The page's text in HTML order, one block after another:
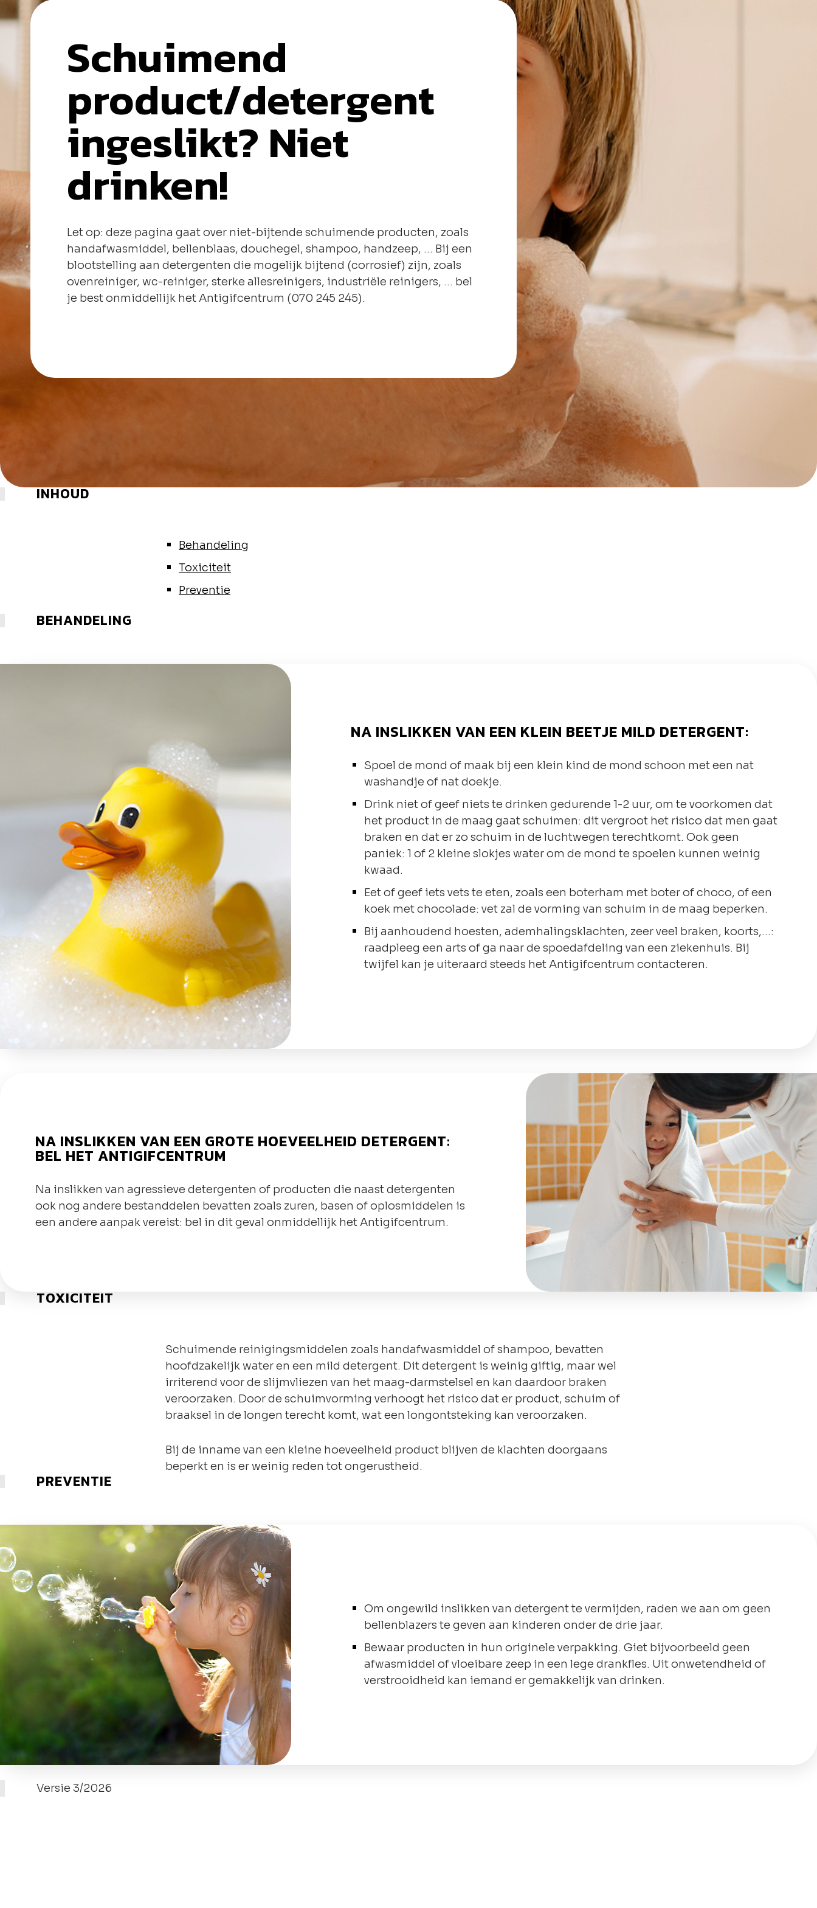
Schuimend
product/detergent
ingeslikt? Niet
drinken!
Let op: deze pagina gaat over niet-bijtende schuimende producten, zoals
handafwasmiddel, bellenblaas, douchegel, shampoo, handzeep, … Bij een
blootstelling aan detergenten die mogelijk bijtend (corrosief) zijn, zoals
ovenreiniger, wc-reiniger, sterke allesreinigers, industriële reinigers, … bel
je best onmiddellijk het Antigifcentrum (070 245 245).
INHOUD
Behandeling
Toxiciteit
Preventie
BEHANDELING
NA INSLIKKEN VAN EEN KLEIN BEETJE MILD DETERGENT:
Spoel de mond of maak bij een klein kind de mond schoon met een nat
washandje of nat doekje.
Drink niet of geef niets te drinken gedurende 1-2 uur, om te voorkomen dat
het product in de maag gaat schuimen: dit vergroot het risico dat men gaat
braken en dat er zo schuim in de luchtwegen terechtkomt. Ook geen
paniek: 1 of 2 kleine slokjes water om de mond te spoelen kunnen weinig
kwaad.
Eet of geef iets vets te eten, zoals een boterham met boter of choco, of een
koek met chocolade: vet zal de vorming van schuim in de maag beperken.
Bij aanhoudend hoesten, ademhalingsklachten, zeer veel braken, koorts,…:
raadpleeg een arts of ga naar de spoedafdeling van een ziekenhuis. Bij
twijfel kan je uiteraard steeds het Antigifcentrum contacteren.
NA INSLIKKEN VAN EEN GROTE HOEVEELHEID DETERGENT:
BEL HET ANTIGIFCENTRUM
Na inslikken van agressieve detergenten of producten die naast detergenten
ook nog andere bestanddelen bevatten zoals zuren, basen of oplosmiddelen is
een andere aanpak vereist: bel in dit geval onmiddellijk het Antigifcentrum.
TOXICITEIT
Schuimende reinigingsmiddelen zoals handafwasmiddel of shampoo, bevatten
hoofdzakelijk water en een mild detergent. Dit detergent is weinig giftig, maar wel
irriterend voor de slijmvliezen van het maag-darmstelsel en kan daardoor braken
veroorzaken. Door de schuimvorming verhoogt het risico dat er product, schuim of
braaksel in de longen terecht komt, wat een longontsteking kan veroorzaken.
Bij de inname van een kleine hoeveelheid product blijven de klachten doorgaans
beperkt en is er weinig reden tot ongerustheid.
PREVENTIE
Om ongewild inslikken van detergent te vermijden, raden we aan om geen
bellenblazers te geven aan kinderen onder de drie jaar.
Bewaar producten in hun originele verpakking. Giet bijvoorbeeld geen
afwasmiddel of vloeibare zeep in een lege drankfles. Uit onwetendheid of
verstrooidheid kan iemand er gemakkelijk van drinken.
Versie 3/2026